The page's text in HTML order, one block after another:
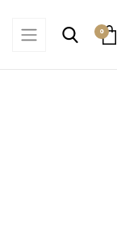
0